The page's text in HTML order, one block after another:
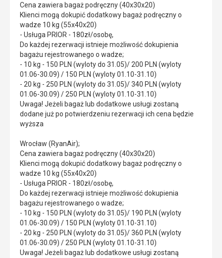
Cena zawiera bagaż podręczny (40x30x20)
Klienci mogą dokupić dodatkowy bagaż podręczny o
wadze 10 kg (55x40x20)
- Usługa PRIOR - 180zł/osobę,
Do każdej rezerwacji istnieje możliwość dokupienia
bagażu rejestrowanego o wadze;
- 10 kg - 150 PLN (wyloty do 31.05)/ 200 PLN (wyloty
01.06-30.09) / 150 PLN (wyloty 01.10-31.10)
- 20 kg - 250 PLN (wyloty do 31.05)/ 340 PLN (wyloty
01.06-30.09) / 250 PLN (wyloty 01.10-31.10)
Uwaga! Jeżeli bagaż lub dodatkowe usługi zostaną
dodane już po potwierdzeniu rezerwacji ich cena będzie
wyższa
Wrocław (RyanAir);
Cena zawiera bagaż podręczny (40x30x20)
Klienci mogą dokupić dodatkowy bagaż podręczny o
wadze 10 kg (55x40x20)
- Usługa PRIOR - 180zł/osobę,
Do każdej rezerwacji istnieje możliwość dokupienia
bagażu rejestrowanego o wadze;
- 10 kg - 150 PLN (wyloty do 31.05)/ 190 PLN (wyloty
01.06-30.09) / 150 PLN (wyloty 01.10-31.10)
- 20 kg - 250 PLN (wyloty do 31.05)/ 360 PLN (wyloty
01.06-30.09) / 250 PLN (wyloty 01.10-31.10)
Uwaga! Jeżeli bagaż lub dodatkowe usługi zostaną